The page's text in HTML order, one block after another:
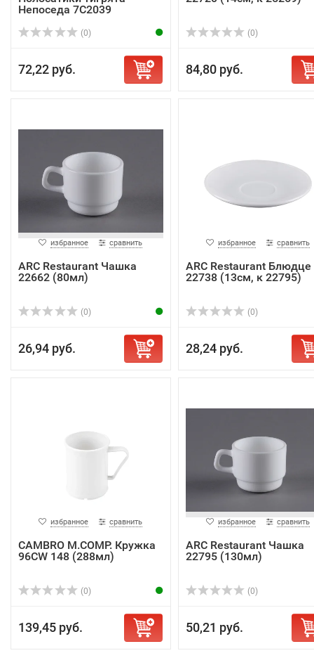
Непоседа 7С2039
(0)
72,22 руб.
(0)
84,80 руб.
избранное сравнить
ARC Restaurant Чашка
22662 (80мл)
(0)
26,94 руб.
избранное сравнить
ARC Restaurant Блюдце
22738 (13см, к 22795)
(0)
28,24 руб.
избранное сравнить
CAMBRO M.COMP. Кружка
96CW 148 (288мл)
(0)
139,45 руб.
избранное сравнить
ARC Restaurant Чашка
22795 (130мл)
(0)
50,21 руб.